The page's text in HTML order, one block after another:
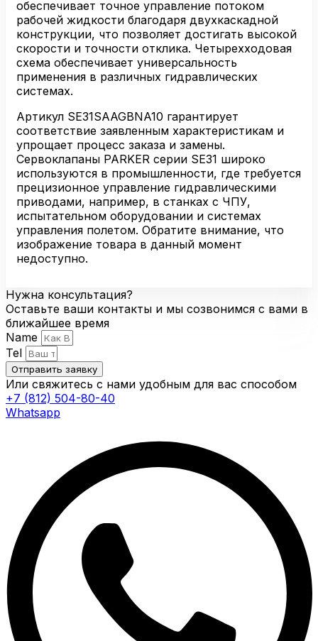
обеспечивает точное управление потоком
рабочей жидкости благодаря двухкаскадной
конструкции, что позволяет достигать высокой
скорости и точности отклика. Четырехходовая
схема обеспечивает универсальность
применения в различных гидравлических
системах.
Артикул SE31SAAGBNA10 гарантирует
соответствие заявленным характеристикам и
упрощает процесс заказа и замены.
Сервоклапаны PARKER серии SE31 широко
используются в промышленности, где требуется
прецизионное управление гидравлическими
приводами, например, в станках с ЧПУ,
испытательном оборудовании и системах
управления полетом. Обратите внимание, что
изображение товара в данный момент
недоступно.
Нужна консультация?
Оставьте ваши контакты и мы созвонимся с вами в
ближайшее время
Name
Tel
Отправить заявку
Или свяжитесь с нами удобным для вас способом
+7 (812) 504-80-40
Whatsapp